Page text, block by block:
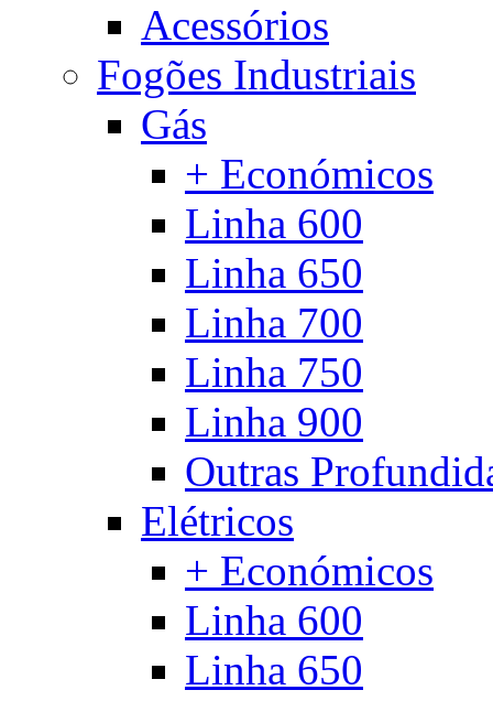
Acessórios
Fogões Industriais
Gás
+ Económicos
Linha 600
Linha 650
Linha 700
Linha 750
Linha 900
Outras
Elétricos
+ Económicos
Linha 600
Linha 650